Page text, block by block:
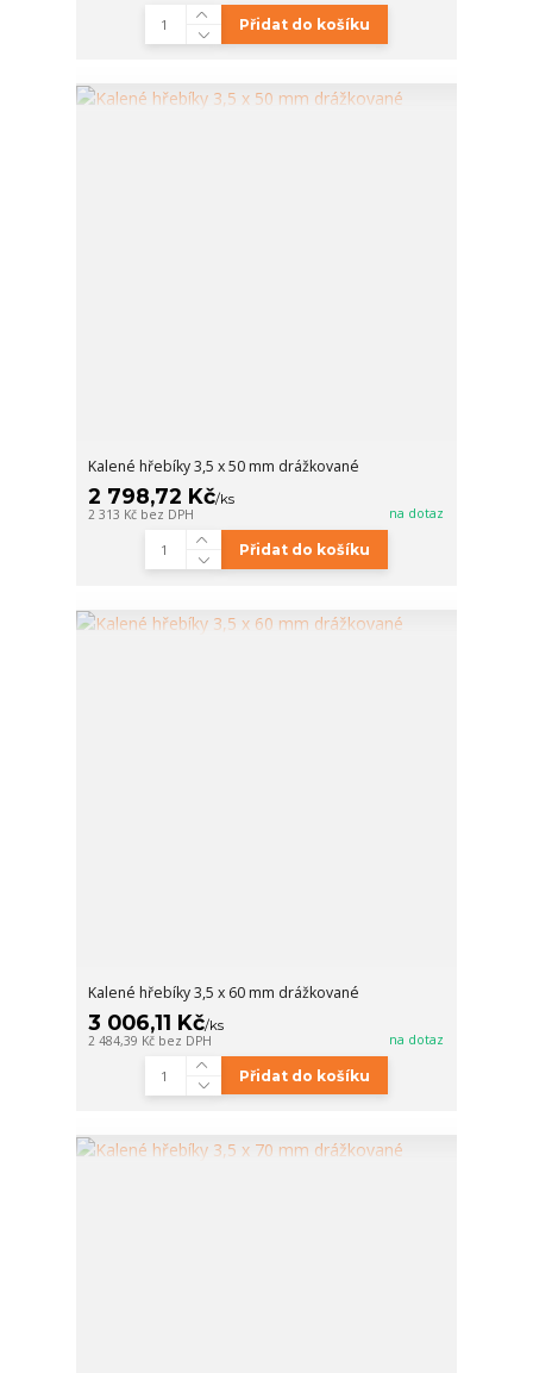
Přidat do košíku
Kalené hřebíky 3,5 x 50 mm drážkované
2 798,72 Kč/ks
2 313 Kč bez DPH na dotaz
Přidat do košíku
Kalené hřebíky 3,5 x 60 mm drážkované
3 006,11 Kč/ks
2 484,39 Kč bez DPH na dotaz
Přidat do košíku